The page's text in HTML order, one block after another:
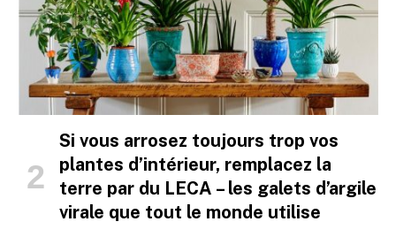
Si vous arrosez toujours trop vos
plantes d’intérieur, remplacez la
terre par du LECA – les galets d’argile
virale que tout le monde utilise